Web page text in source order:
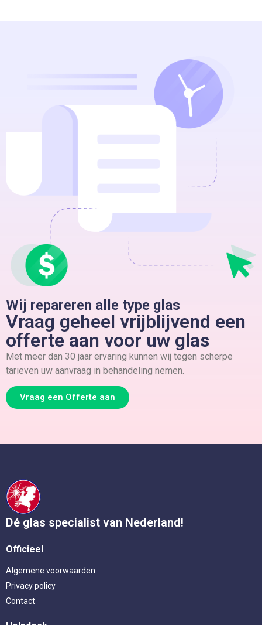
Wij repareren alle type glas
Vraag geheel vrijblijvend een
offerte aan voor uw glas
Met meer dan 30 jaar ervaring kunnen wij tegen scherpe
tarieven uw aanvraag in behandeling nemen.
Vraag een Offerte aan
Dé glas specialist van Nederland!
Officieel
Algemene voorwaarden
Privacy policy
Contact